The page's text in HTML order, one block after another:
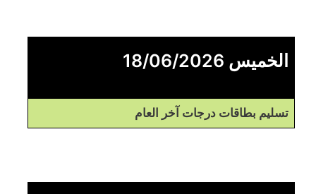
الخميس 18/06/2026
تسليم بطاقات درجات آخر العام